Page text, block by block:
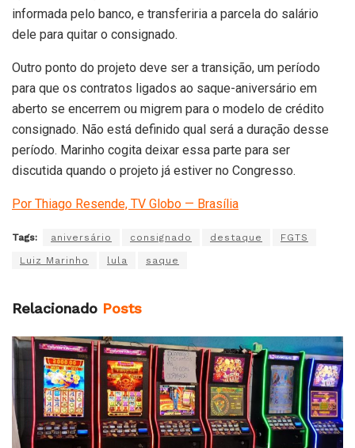
informada pelo banco, e transferiria a parcela do salário
dele para quitar o consignado.
Outro ponto do projeto deve ser a transição, um período
para que os contratos ligados ao saque-aniversário em
aberto se encerrem ou migrem para o modelo de crédito
consignado. Não está definido qual será a duração desse
período. Marinho cogita deixar essa parte para ser
discutida quando o projeto já estiver no Congresso.
Por Thiago Resende, TV Globo — Brasília
Tags: aniversário consignado destaque FGTS
Luiz Marinho lula saque
Relacionado Posts